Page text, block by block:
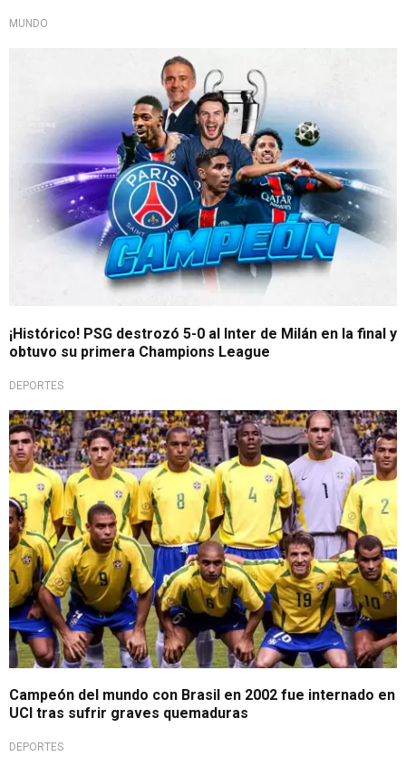
MUNDO
¡Histórico! PSG destrozó 5-0 al Inter de Milán en la final y
obtuvo su primera Champions League
DEPORTES
Una lástima
Campeón del mundo con Brasil en 2002 fue internado en
UCI tras sufrir graves quemaduras
DEPORTES